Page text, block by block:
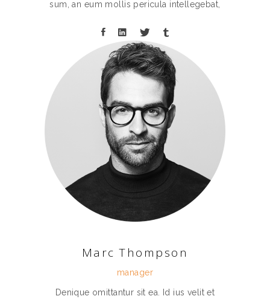
sum, an eum mollis pericula intellegebat,
Marc Thompson
manager
Denique omittantur sit ea. Id ius velit et